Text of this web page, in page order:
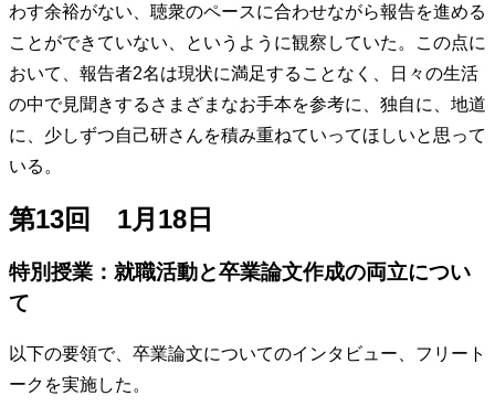
わす余裕がない、聴衆のペースに合わせながら報告を進める
ことができていない、というように観察していた。この点に
おいて、報告者2名は現状に満足することなく、日々の生活
の中で見聞きするさまざまなお手本を参考に、独自に、地道
に、少しずつ自己研さんを積み重ねていってほしいと思って
いる。
第13回 1月18日
特別授業：就職活動と卒業論文作成の両立につい
て
以下の要領で、卒業論文についてのインタビュー、フリート
ークを実施した。